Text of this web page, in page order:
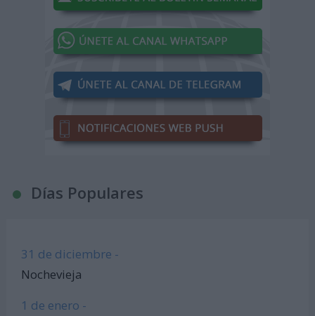
Días Populares
31 de diciembre -
Nochevieja
1 de enero -